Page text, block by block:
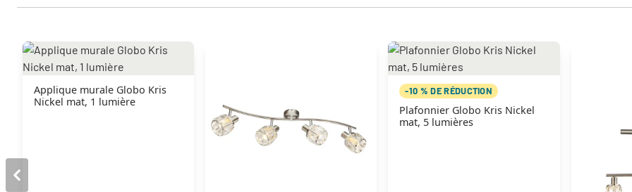
Applique murale Globo Kris
Nickel mat, 1 lumière
-10 % DE RÉDUCTION
Plafonnier Globo Kris Nickel
mat, 5 lumières